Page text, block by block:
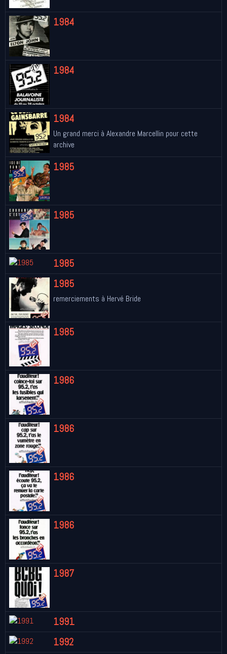
1984
1984
1984
Un grand merci à Alexandre Marcellin pour cette
archive
1985
1985
1985
1985
remerciements à Hervé Bride
1985
1986
1986
1986
1986
1987
1991
1992